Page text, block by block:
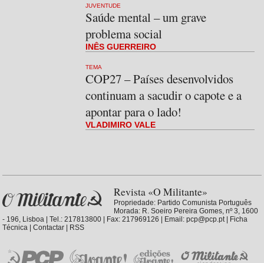
JUVENTUDE
Saúde mental – um grave
problema social
INÊS GUERREIRO
TEMA
COP27 – Países desenvolvidos
continuam a sacudir o capote e a
apontar para o lado!
VLADIMIRO VALE
Revista «O Militante»
Propriedade: Partido Comunista Português
Morada: R. Soeiro Pereira Gomes, nº 3, 1600
- 196, Lisboa | Tel.: 217813800 | Fax: 217969126 | Email: pcp@pcp.pt |
Ficha
Técnica |Contactar RSS